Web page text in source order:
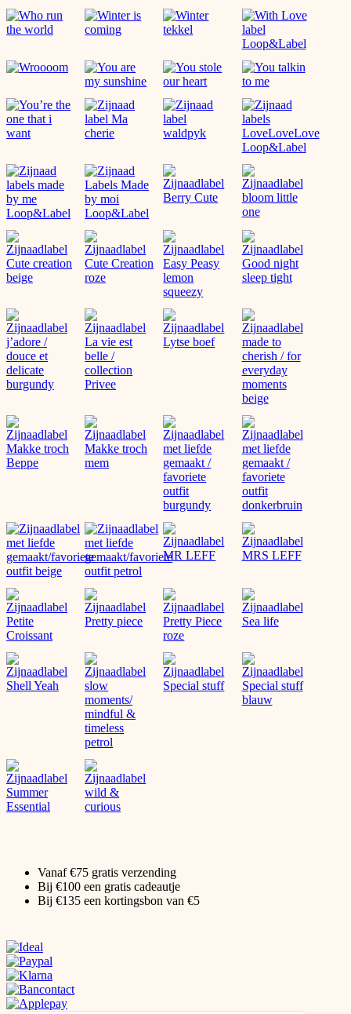
Vanaf €75 gratis verzending
Bij €100 een gratis cadeautje
Bij €135 een kortingsbon van €5